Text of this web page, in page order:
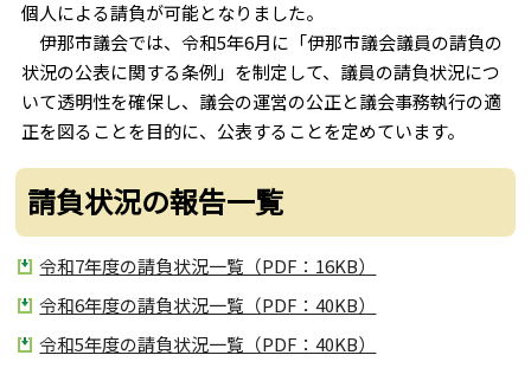
個人による請負が可能となりました。
伊那市議会では、令和5年6月に「伊那市議会議員の請負の
状況の公表に関する条例」を制定して、議員の請負状況につ
いて透明性を確保し、議会の運営の公正と議会事務執行の適
正を図ることを目的に、公表することを定めています。
請負状況の報告一覧
令和7年度の請負状況一覧（PDF：16KB）
令和6年度の請負状況一覧（PDF：40KB）
令和5年度の請負状況一覧（PDF：40KB）